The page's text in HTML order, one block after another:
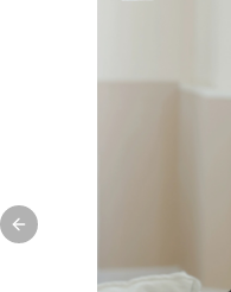
Previous slide